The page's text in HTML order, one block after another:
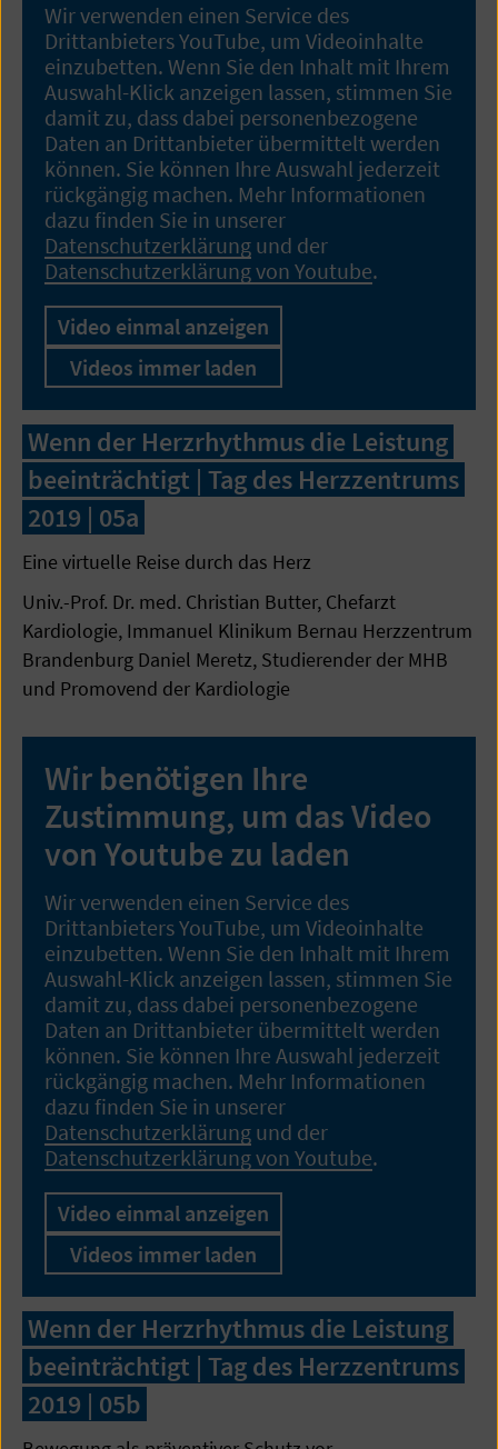
Wir verwenden einen Service des
Drittanbieters YouTube, um Videoinhalte
einzubetten. Wenn Sie den Inhalt mit Ihrem
Auswahl-Klick anzeigen lassen, stimmen Sie
damit zu, dass dabei personenbezogene
Daten an Drittanbieter übermittelt werden
können. Sie können Ihre Auswahl jederzeit
rückgängig machen. Mehr Informationen
dazu finden Sie in unserer
Datenschutzerklärung und der
Datenschutzerklärung von Youtube.
Video einmal anzeigen
Videos immer laden
Wenn der Herzrhythmus die Leistung
beeinträchtigt | Tag des Herzzentrums
2019 | 05a
Eine virtuelle Reise durch das Herz
Univ.-Prof. Dr. med. Christian Butter, Chefarzt
Kardiologie, Immanuel Klinikum Bernau Herzzentrum
Brandenburg Daniel Meretz, Studierender der MHB
und Promovend der Kardiologie
Wir benötigen Ihre
Zustimmung, um das Video
von Youtube zu laden
Wir verwenden einen Service des
Drittanbieters YouTube, um Videoinhalte
einzubetten. Wenn Sie den Inhalt mit Ihrem
Auswahl-Klick anzeigen lassen, stimmen Sie
damit zu, dass dabei personenbezogene
Daten an Drittanbieter übermittelt werden
können. Sie können Ihre Auswahl jederzeit
rückgängig machen. Mehr Informationen
dazu finden Sie in unserer
Datenschutzerklärung und der
Datenschutzerklärung von Youtube.
Video einmal anzeigen
Videos immer laden
Wenn der Herzrhythmus die Leistung
beeinträchtigt | Tag des Herzzentrums
2019 | 05b